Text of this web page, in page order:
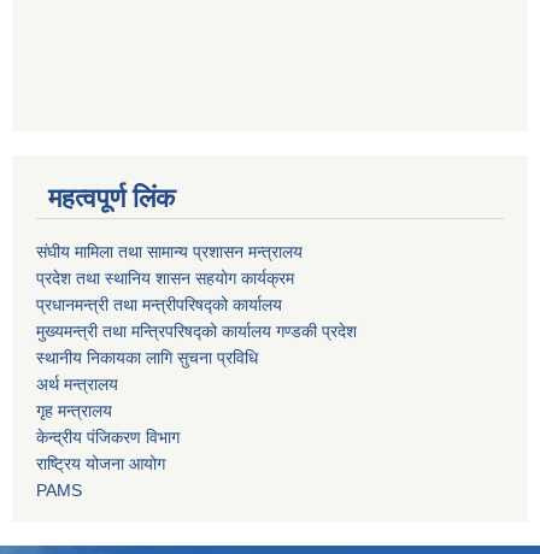
महत्वपूर्ण लिंक
संघीय मामिला तथा सामान्य प्रशासन मन्त्रालय
प्रदेश तथा स्थानिय शासन सहयोग कार्यक्रम
प्रधानमन्त्री तथा मन्त्रीपरिषद्को कार्यालय
मुख्यमन्त्री तथा मन्त्रिपरिषद्को कार्यालय गण्डकी प्रदेश
स्थानीय निकायका लागि सुचना प्रविधि
अर्थ मन्त्रालय
गृह मन्त्रालय
केन्द्रीय पंजिकरण विभाग
राष्ट्रिय योजना आयोग
PAMS